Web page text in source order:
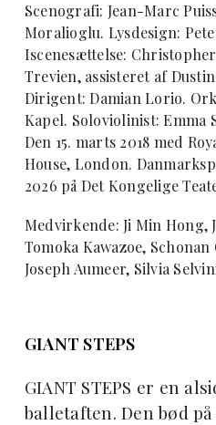
Scenografi: Jean-Marc
Moralioglu. Lysdesign:
Iscenesættelse:
Trevien, assisteret af
Dirigent: Damian Lorio.
Kapel. Soloviolinist: Emma
Den 15. marts 2018 med
House, London.
2026 på Det Kongelige
Medvirkende: Ji Min Hong,
Tomoka Kawazoe,
Joseph Aumeer, Silvia
GIANT STEPS
GIANT STEPS er en
balletaften. Den bød